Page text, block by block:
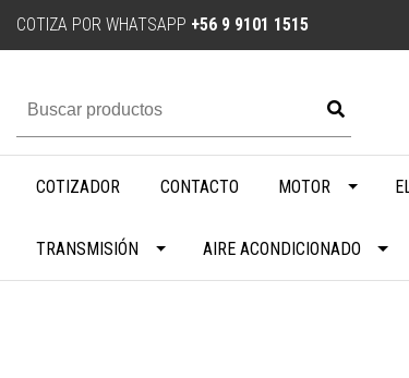
COTIZA POR WHATSAPP +56 9 9101 1515
COTIZADOR CONTACTO MOTOR
TRANSMISIÓN AIRE ACONDICIONADO